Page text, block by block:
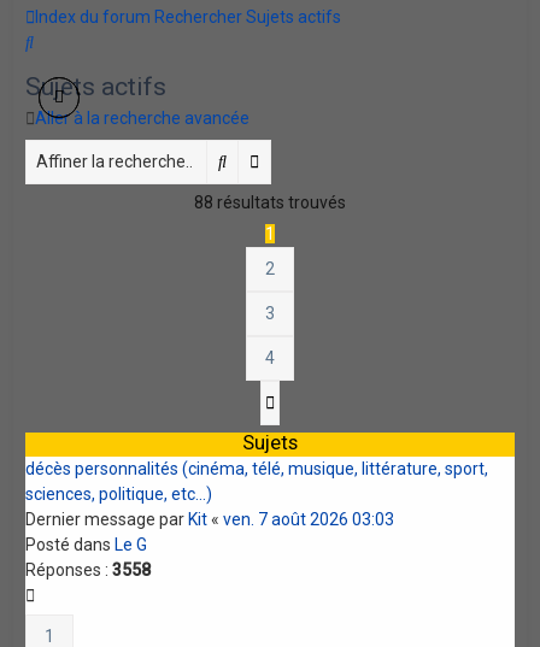
Index du forum Rechercher Sujets actifs
Rechercher
Sujets actifs
Aller à la recherche avancée
Rechercher
88 résultats trouvés
1
2
3
4
Sujets
décès personnalités (cinéma, télé, musique, littérature, sport,
sciences, politique, etc...)
Dernier message parKit«ven. 7 août 2026 03:03
Posté dansLe G
Réponses :3558
1